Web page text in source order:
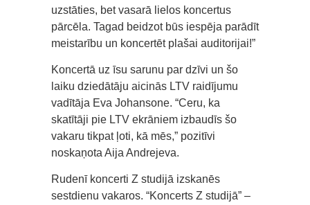
uzstāties, bet vasarā lielos koncertus
pārcēla. Tagad beidzot būs iespēja parādīt
meistarību un koncertēt plašai auditorijai!”
Koncertā uz īsu sarunu par dzīvi un šo
laiku dziedātāju aicinās LTV raidījumu
vadītāja Eva Johansone. “Ceru, ka
skatītāji pie LTV ekrāniem izbaudīs šo
vakaru tikpat ļoti, kā mēs,” pozitīvi
noskaņota Aija Andrejeva.
Rudenī koncerti Z studijā izskanēs
sestdienu vakaros. “Koncerts Z studijā” –